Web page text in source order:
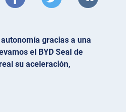
gracias a una
el BYD Seal de
su aceleración,